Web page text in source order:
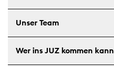
Unser Team
Wer ins JUZ kommen kann